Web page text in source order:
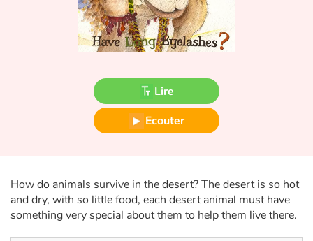
Fable, mythe, littérature et poésie
Princesses et princes, rois, reines et dragons
Ogres, monstres et sorcières
Héroïnes et héros
Les animaux
Voyage, épopée, enquête, aventure
Lire
Ecouter
How do animals survive in the desert? The desert is so hot
and dry, with so little food, each desert animal must have
something very special about them to help them live there.